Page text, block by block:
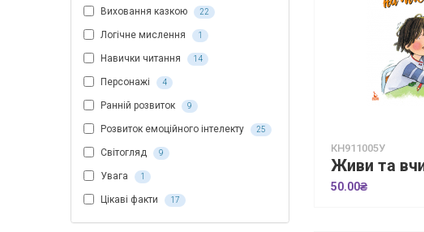
Виховання казкою 22
Логічне мислення 1
Навички читання 14
Персонажі 4
Ранній розвиток 9
Розвиток емоційного інтелекту 25
Світогляд 9
Увага 1
Цікаві факти 17
КН911005У
50.00₴